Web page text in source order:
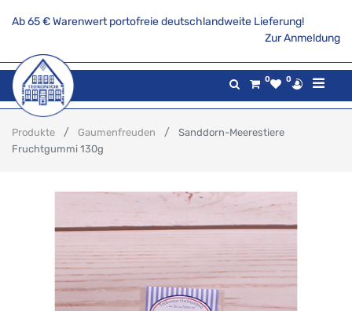
Ab 65 € Warenwert portofreie deutschlandweite Lieferung!
Zur Anmeldung
0 0
Produkte Gaumenfreuden
Sanddorn-Meerestiere
Fruchtgummi 130g